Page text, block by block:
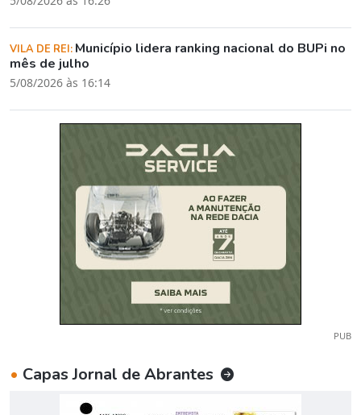
VILA DE REI: Município lidera ranking nacional do BUPi no
mês de julho
5/08/2026 às 16:14
PUB
• Capas Jornal de Abrantes